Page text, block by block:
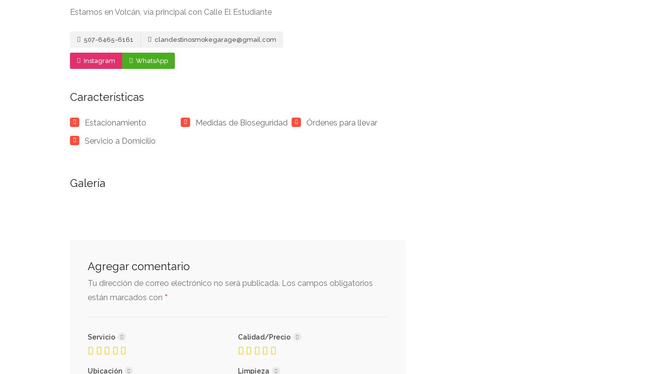
Estamos en Volcán, vía principal con Calle El Estudiante
507-6465-6161 clandestinosmokegarage@gmail.com
Instagram WhatsApp
Características
Estacionamiento Medidas de Bioseguridad
Órdenes para llevar
Servicio a Domicilio
Galería
Agregar comentario
Tu dirección de correo electrónico no será publicada. Los campos obligatorios
están marcados con *
Servicio Calidad/Precio
Ubicación Limpieza